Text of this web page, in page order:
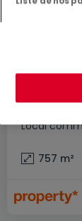
Local
5 350
757 m²